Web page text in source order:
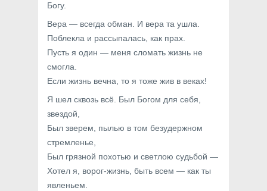
Богу.
Вера — всегда обман. И вера та ушла.
Поблекла и рассыпалась, как прах.
Пусть я один — меня сломать жизнь не
смогла.
Если жизнь вечна, то я тоже жив в веках!
Я шел сквозь всё. Был Богом для себя,
звездой,
Был зверем, пылью в том безудержном
стремленье,
Был грязной похотью и светлою судьбой —
Хотел я, ворог-жизнь, быть всем — как ты
явленьем.